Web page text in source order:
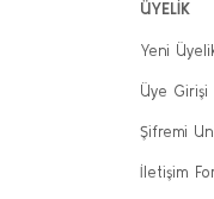
ÜYELİK
Yeni
Üye Girişi
Şifremi
İletişim